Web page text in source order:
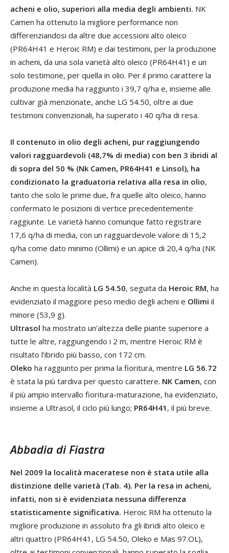
acheni e olio, superiori alla media degli ambienti. NK
Camen ha ottenuto la migliore performance non
differenziandosi da altre due accessioni alto oleico
(PR64H41 e Heroic RM) e dai testimoni, per la produzione
in acheni, da una sola varietà alto oleico (PR64H41) e un
solo testimone, per quella in olio. Per il primo carattere la
produzione media ha raggiunto i 39,7 q/ha e, insieme alle
cultivar già menzionate, anche LG 54.50, oltre ai due
testimoni convenzionali, ha superato i 40 q/ha di resa.
Il contenuto in olio degli acheni, pur raggiungendo
valori ragguardevoli (48,7% di media) con ben 3 ibridi al
di sopra del 50 % (Nk Camen, PR64H41 e Linsol), ha
condizionato la graduatoria relativa alla resa in olio,
tanto che solo le prime due, fra quelle alto oleico, hanno
confermato le posizioni di vertice precedentemente
raggiunte. Le varietà hanno comunque fatto registrare
17,6 q/ha di media, con un ragguardevole valore di 15,2
q/ha come dato minimo (Ollimi) e un apice di 20,4 q/ha (NK
Camen).
Anche in questa località LG 54.50, seguita da Heroic RM, ha
evidenziato il maggiore peso medio degli acheni e Ollimi il
minore (53,9 g).
Ultrasol ha mostrato un’altezza delle piante superiore a
tutte le altre, raggiungendo i 2 m, mentre Heroic RM è
risultato l’ibrido più basso, con 172 cm.
Oleko ha raggiunto per prima la fioritura, mentre LG 56.72
è stata la più tardiva per questo carattere. NK Camen, con
il più ampio intervallo fioritura-maturazione, ha evidenziato,
insieme a Ultrasol, il ciclo più lungo; PR64H41 , il più breve.
Abbadia di Fiastra
Nel 2009 la località maceratese non è stata utile alla
distinzione delle varietà (Tab. 4). Per la resa in acheni,
infatti, non si è evidenziata nessuna differenza
statisticamente significativa. Heroic RM ha ottenuto la
migliore produzione in assoluto fra gli ibridi alto oleico e
altri quattro (PR64H41, LG 54.50, Oleko e Mas 97.OL),